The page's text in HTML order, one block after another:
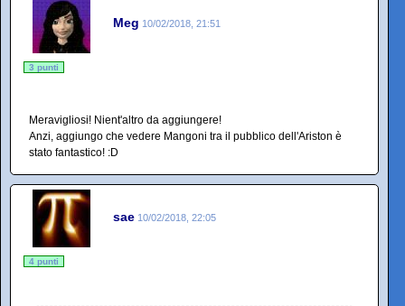
Meg 10/02/2018, 21:51
3 punti
Meravigliosi! Nient'altro da aggiungere!
Anzi, aggiungo che vedere Mangoni tra il pubblico dell'Ariston è
stato fantastico! :D
sae 10/02/2018, 22:05
4 punti